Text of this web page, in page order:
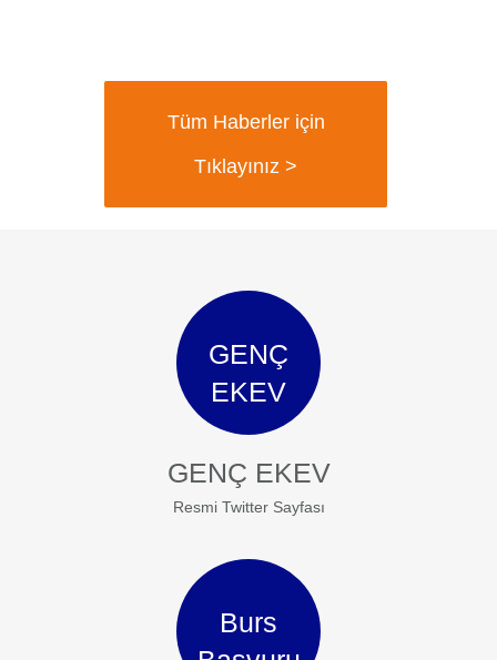
Tüm Haberler için
Tıklayınız >
GENÇ
EKEV
GENÇ EKEV
Resmi Twitter Sayfası
Burs